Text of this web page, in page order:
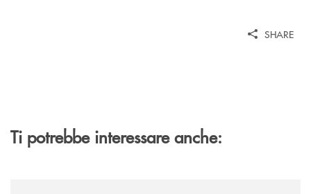
SHARE
Ti potrebbe interessare anche: